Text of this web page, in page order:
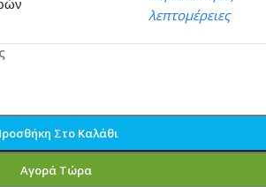
λεπτομέρειες
Στο Καλάθι
Αγορά Τώρα